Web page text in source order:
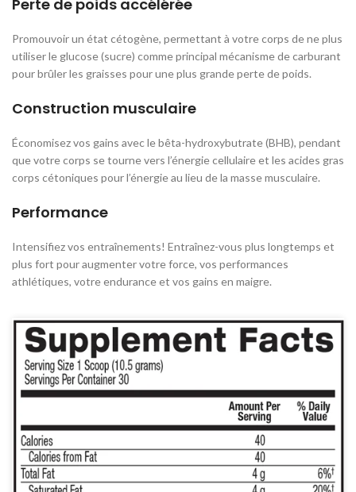
Perte de poids accélérée
Promouvoir un état cétogène, permettant à votre corps de ne plus
utiliser le glucose (sucre) comme principal mécanisme de carburant
pour brûler les graisses pour une plus grande perte de poids.
Construction musculaire
Économisez vos gains avec le bêta-hydroxybutrate (BHB), pendant
que votre corps se tourne vers l’énergie cellulaire et les acides gras
corps cétoniques pour l’énergie au lieu de la masse musculaire.
Performance
Intensifiez vos entraînements! Entraînez-vous plus longtemps et
plus fort pour augmenter votre force, vos performances
athlétiques, votre endurance et vos gains en maigre.